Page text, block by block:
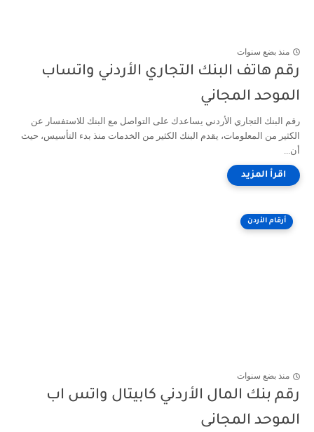
منذ بضع سنوات
رقم هاتف البنك التجاري الأردني واتساب
الموحد المجاني
رقم البنك التجاري الأردني يساعدك على التواصل مع البنك للاستفسار عن
الكثير من المعلومات، يقدم البنك الكثير من الخدمات منذ بدء التأسيس، حيث
أن...
أرقام الأردن
منذ بضع سنوات
رقم بنك المال الأردني كابيتال واتس اب
الموحد المجانى